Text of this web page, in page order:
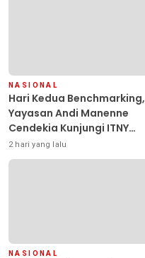
NASIONAL
Hari Kedua Benchmarking,
Yayasan Andi Manenne
Cendekia Kunjungi ITNY
Yogyakarta
2 hari yang lalu
NASIONAL